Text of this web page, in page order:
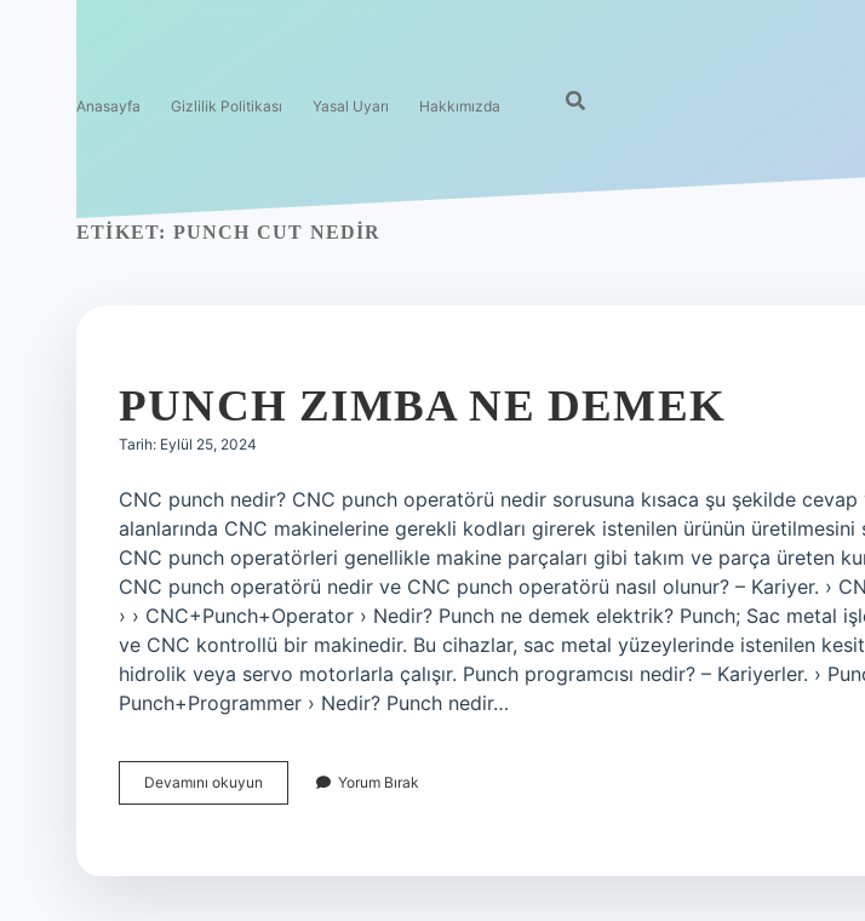
Anasayfa Gizlilik Politikası Yasal Uyarı Hakkımızda
ETIKET: PUNCH CUT NEDIR
PUNCH ZIMBA NE DEMEK
Tarih: Eylül 25, 2024
CNC punch nedir? CNC punch operatörü nedir sorusuna kısaca şu şekilde
alanlarında CNC makinelerine gerekli kodları girerek istenilen ürünün üretilmesini
CNC punch operatörleri genellikle makine parçaları gibi takım ve parça üreten
CNC punch operatörü nedir ve CNC punch operatörü nasıl olunur? – Kariyer. ›
› › CNC+Punch+Operator › Nedir? Punch ne demek elektrik? Punch; Sac metal
ve CNC kontrollü bir makinedir. Bu cihazlar, sac metal yüzeylerinde istenilen
hidrolik veya servo motorlarla çalışır. Punch programcısı nedir? – Kariyerler. ›
Punch+Programmer › Nedir? Punch nedir…
Devamını okuyun
Zımba
Yorum Bırak